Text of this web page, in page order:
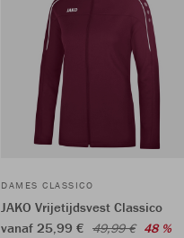
DAMES CLASSICO
JAKO Vrijetijdsvest Classico
vanaf 25,99 € 49,99 € 48 %